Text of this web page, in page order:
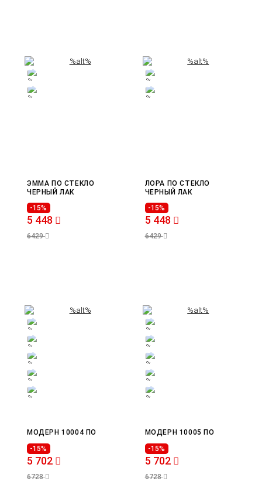
ЭММА ПО СТЕКЛО
ЧЕРНЫЙ ЛАК
-15%
5 448
6429
ЛОРА ПО СТЕКЛО
ЧЕРНЫЙ ЛАК
-15%
5 448
6429
МОДЕРН 10004 ПО
-15%
5 702
6728
МОДЕРН 10005 ПО
-15%
5 702
6728